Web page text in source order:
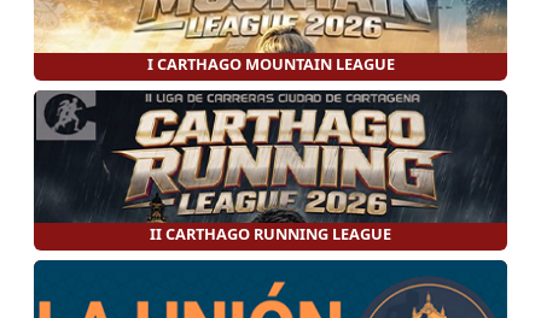
I CARTHAGO MOUNTAIN LEAGUE
II CARTHAGO RUNNING LEAGUE